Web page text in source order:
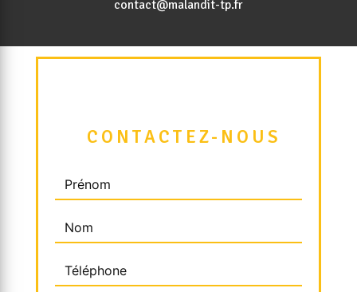
contact@malandit-tp.fr
CONTACTEZ-NOUS